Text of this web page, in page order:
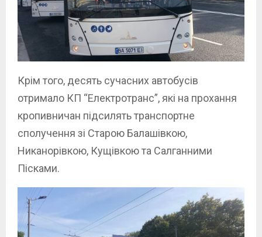
Крім того, десять сучасних автобусів
отримало КП “Електротранс”, які на прохання
кропивничан підсилять транспортне
сполучення зі Старою Балашівкою,
Никанорівкою, Кущівкою та Салганними
Пісками.